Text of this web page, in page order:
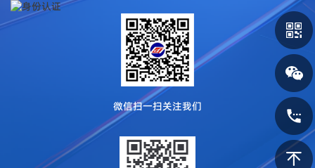
微信扫一扫关注我们